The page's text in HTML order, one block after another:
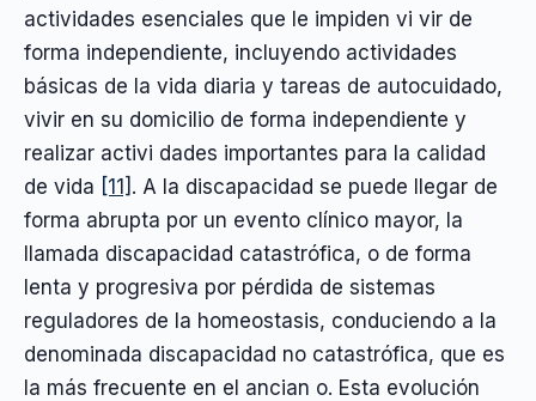
actividades esenciales que le impiden vi vir de
forma independiente, incluyendo actividades
básicas de la vida diaria y tareas de autocuidado,
vivir en su domicilio de forma independiente y
realizar activi dades importantes para la calidad
de vida [11] . A la discapacidad se puede llegar de
forma abrupta por un evento clínico mayor, la
llamada discapacidad catastrófica, o de forma
lenta y progresiva por pérdida de sistemas
reguladores de la homeostasis, conduciendo a la
denominada discapacidad no catastrófica, que es
la más frecuente en el ancian o. Esta evolución